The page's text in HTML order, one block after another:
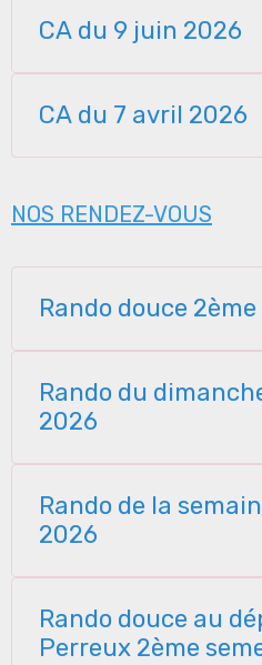
CA du 9 juin 2026
CA du 7 avril 2026
NOS RENDEZ-VOUS
Rando douce
Rando du
2026
Rando de la
2026
Rando douce au
Perreux 2ème